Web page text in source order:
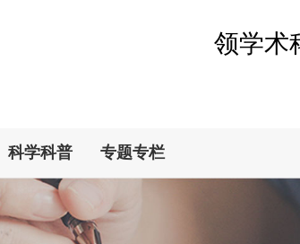
领学术
科学科普 专题专栏